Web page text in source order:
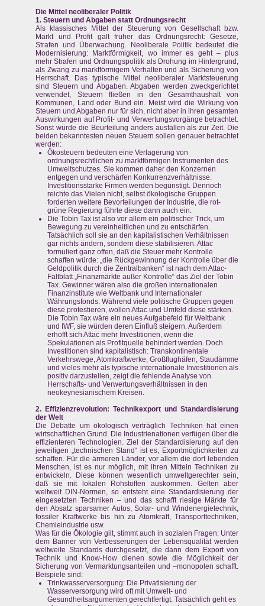
Die Mittel neoliberaler Politik
1. Steuern und Abgaben statt Ordnungsrecht
Als klassisches Mittel der Steuerung von Gesellschaft bzw.
Markt und Profit galt früher das Ordnungsrecht: Gesetze,
Strafen und Überwachung. Neoliberale Politik bedeutet die
Modernisierung: Marktförmigkeit, wo immer es geht – plus
mehr Strafen und Ordnungspolitik als Drohung im Hintergrund,
als Zwang zu marktförmigem Verhalten und als Sicherung von
Herrschaft. Das typische Mittel neoliberaler Marktsteuerung
sind Steuern und Abgaben. Abgaben werden zweckgerichtet
verwendet, Steuern fließen in den Gesamthaushalt von
Kommunen, Land oder Bund ein. Meist wird die Wirkung von
Steuern und Abgaben nur für sich, nicht aber in ihren gesamten
Auswirkungen auf Profit- und Verwertungsvorgänge betrachtet.
Sonst würde die Beurteilung anders ausfallen als zur Zeit. Die
beiden bekanntesten neuen Steuern sollen genauer betrachtet
werden:
Ökosteuern bedeuten eine Verlagerung von
ordnungsrechtlichen zu marktförmigen Instrumenten des
Umweltschutzes. Sie kommen daher den Konzernen
entgegen und verschärfen Konkurrenzverhältnisse.
Investitionsstarke Firmen werden begünstigt. Dennoch
reichte das Vielen nicht, selbst ökologische Gruppen
forderten weitere Bevorteilungen der Industrie, die rot-
grüne Regierung führte diese dann auch ein.
Die Tobin Tax ist also vor allem ein politischer Trick, um
Bewegung zu vereinheitlichen und zu entschärfen.
Tatsächlich soll sie an den kapitalistischen Verhältnissen
gar nichts ändern, sondern diese stabilisieren. Attac
formuliert ganz offen, daß die Steuer mehr Kontrolle
schaffen würde: „die Rückgewinnung der Kontrolle über die
Geldpolitik durch die Zentralbanken“ ist nach dem Attac-
Faltblatt „Finanzmärkte außer Kontrolle“ das Ziel der Tobin
Tax. Gewinner wären also die großen internationalen
Finanzinstitute wie Weltbank und Internationaler
Währungsfonds. Während viele politische Gruppen gegen
diese protestieren, wollen Attac und Umfeld diese stärken.
Die Tobin Tax wäre ein neues Aufgabefeld für Weltbank
und IWF, sie würden deren Einfluß steigern. Außerdem
erhofft sich Attac mehr Investitionen, wenn die
Spekulationen als Profitquelle behindert werden. Doch
Investitionen sind kapitalistisch: Transkontinentale
Verkehrswege, Atomkraftwerke, Großflughäfen, Staudämme
und vieles mehr als typische internationale Investitionen als
positiv darzustellen, zeigt die fehlende Analyse von
Herrschafts- und Verwertungsverhältnissen in den
neokeynesianischem Kreisen.
2. Effizienzrevolution: Technikexport und Standardisierung
der Welt
Die Debatte um ökologisch verträglich Techniken hat einen
wirtschaftlichen Grund. Die Industrienationen verfügen über die
effizienteren Technologien. Ziel der Standardisierung auf den
jeweiligen „technischen Stand“ ist es, Exportmöglichkeiten zu
schaffen. Für die ärmeren Länder, vor allem die dort lebenden
Menschen, ist es nur möglich, mit ihren Mitteln Techniken zu
entwickeln. Diese können wesentlich umweltgerechter sein,
daß sie mit lokalen Rohstoffen auskommen. Gelten aber
weltweit DIN-Normen, so entsteht eine Standardisierung der
eingesetzten Techniken – und das schafft riesige Märkte für
den Absatz sparsamer Autos, Solar- und Windenergietechnik,
fossiler Kraftwerke bis hin zu Atomkraft, Transporttechniken,
Chemieindustrie usw.
Was für die Ökologie gilt, stimmt auch in sozialen Fragen: Unter
dem Banner von Verbesserungen der Lebensqualität werden
weltweite Standards durchgesetzt, die dann dem Export von
Technik und Know-How dienen sowie die Möglichkeit der
Sicherung von Vermarktungsanteilen und –monopolen schafft.
Beispiele sind:
Trinkwasserversorgung: Die Privatisierung der
Wasserversorgung wird oft mit Umwelt- und
Gesundheitsargumenten gerechtfertigt. Tatsächlich geht es